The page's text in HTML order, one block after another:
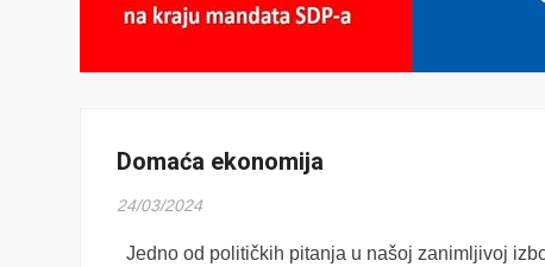
Domaća ekonomija
24/03/2024
Jedno od političkih pitanja u našoj zanimljivoj